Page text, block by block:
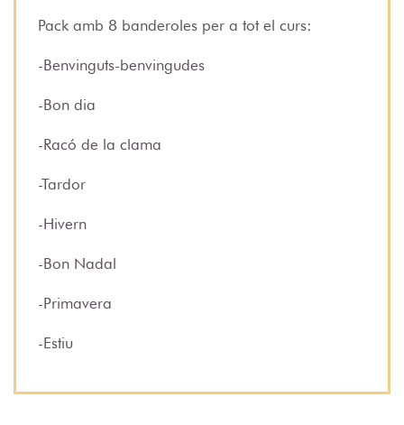
Pack amb 8 banderoles per a tot el curs:
-Benvinguts-benvingudes
-Bon dia
-Racó de la clama
-Tardor
-Hivern
-Bon Nadal
-Primavera
-Estiu